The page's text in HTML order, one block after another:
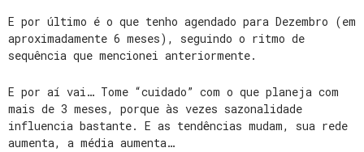
E por último é o que tenho agendado para Dezembro (em
aproximadamente 6 meses), seguindo o ritmo de
sequência que mencionei anteriormente.
E por aí vai… Tome “cuidado” com o que planeja com
mais de 3 meses, porque às vezes sazonalidade
influencia bastante. E as tendências mudam, sua rede
aumenta, a média aumenta…